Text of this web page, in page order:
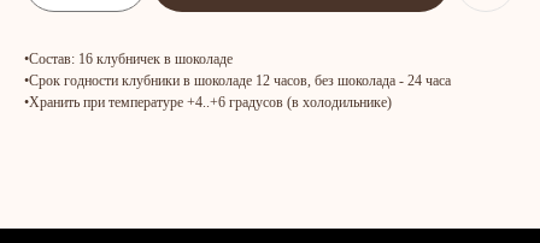
•Состав: 16 клубничек в шоколаде
•Срок годности клубники в шоколаде 12 часов, без шоколада - 24 часа
•Хранить при температуре +4..+6 градусов (в холодильнике)